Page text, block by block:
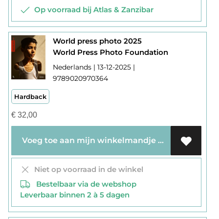
Op voorraad bij Atlas & Zanzibar
World press photo 2025
World Press Photo Foundation
Nederlands | 13-12-2025 |
9789020970364
Hardback
€32,00
Voeg toe aan mijn winkelmandje
Niet op voorraad in de winkel
Bestelbaar via de webshop
Leverbaar binnen 2 à 5 dagen